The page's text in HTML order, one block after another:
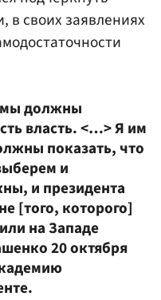
в своих заявлениях
должны
власть. <…> Я им
показать, что
и
и президента
[того, которого]
на Западе
20 октября